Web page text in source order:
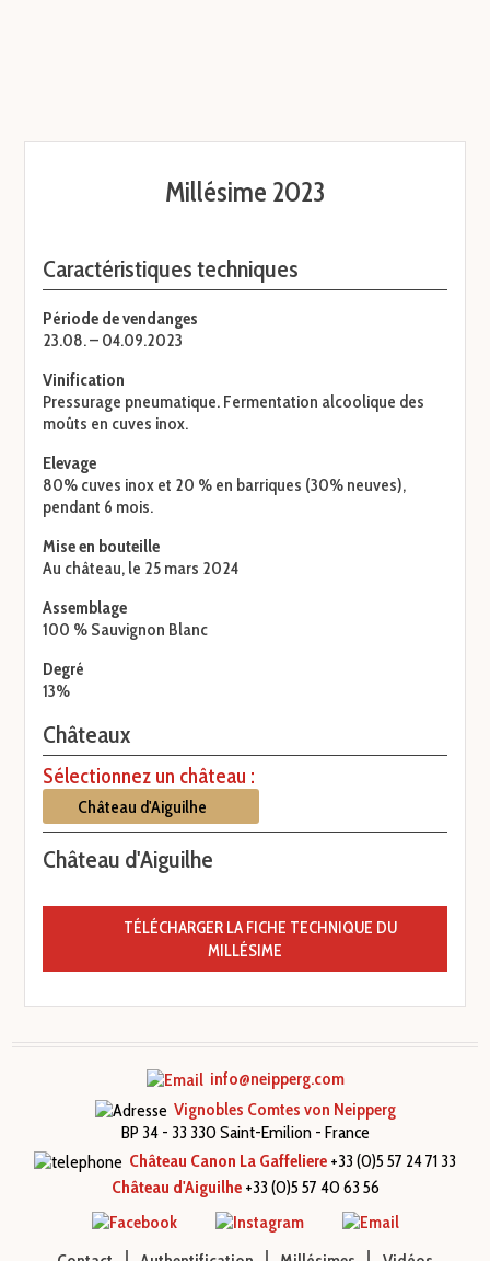
Millésime 2023
Caractéristiques techniques
Période de vendanges
23.08. – 04.09.2023
Vinification
Pressurage pneumatique. Fermentation alcoolique des
moûts en cuves inox.
Elevage
80% cuves inox et 20 % en barriques (30% neuves),
pendant 6 mois.
Mise en bouteille
Au château, le 25 mars 2024
Assemblage
100 % Sauvignon Blanc
Degré
13%
Châteaux
Sélectionnez un château :
Château d'Aiguilhe
TÉLÉCHARGER LA FICHE TECHNIQUE DU
MILLÉSIME
info@neipperg.com
Vignobles Comtes von Neipperg
BP 34 - 33 330 Saint-Emilion - France
Château Canon La Gaffeliere +33 (0)5 57 24 71 33
Château d'Aiguilhe +33 (0)5 57 40 63 56